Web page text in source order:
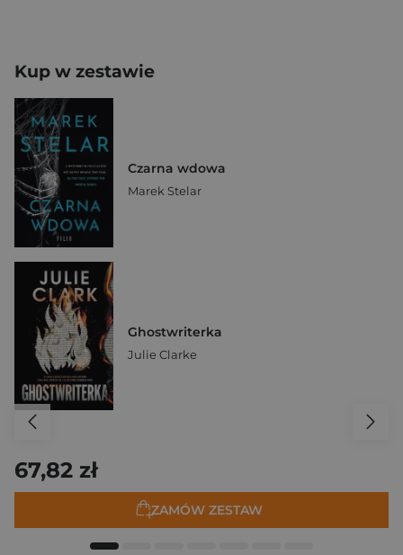
Kup w zestawie
Czarna wdowa
Marek Stelar
Ghostwriterka
Julie Clarke
67,82 zł
ZAMÓW ZESTAW